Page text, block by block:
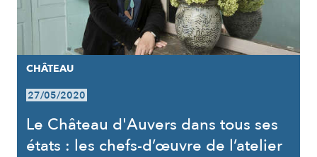
CHÂTEAU
27/05/2020
Le Château d'Auvers dans tous ses
états : les chefs-d’œuvre de l’atelier